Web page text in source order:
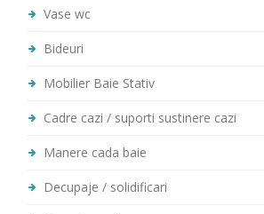
Vase wc
Bideuri
Mobilier Baie Stativ
Cadre cazi / suporti sustinere cazi
Manere cada baie
Decupaje / solidificari